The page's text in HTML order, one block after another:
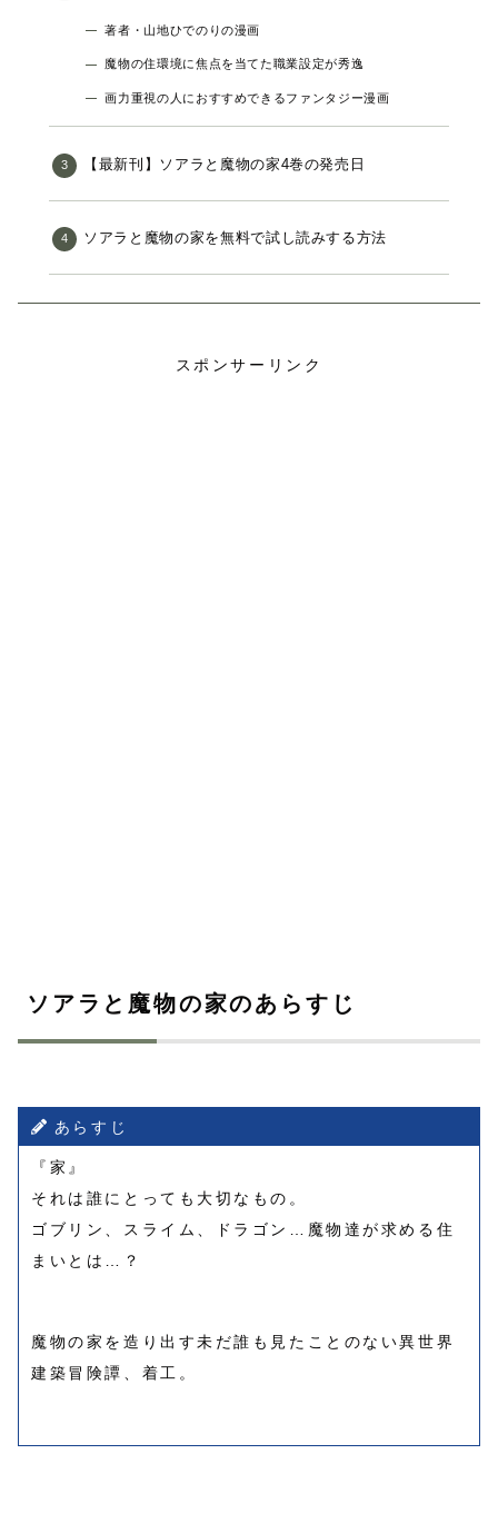
著者・山地ひでのりの漫画
魔物の住環境に焦点を当てた職業設定が秀逸
画力重視の人におすすめできるファンタジー漫画
【最新刊】ソアラと魔物の家4巻の発売日
ソアラと魔物の家を無料で試し読みする方法
スポンサーリンク
ソアラと魔物の家のあらすじ
あらすじ
『家』
それは誰にとっても大切なもの。
ゴブリン、スライム、ドラゴン…魔物達が求める住
まいとは…？
魔物の家を造り出す未だ誰も見たことのない異世界
建築冒険譚、着工。